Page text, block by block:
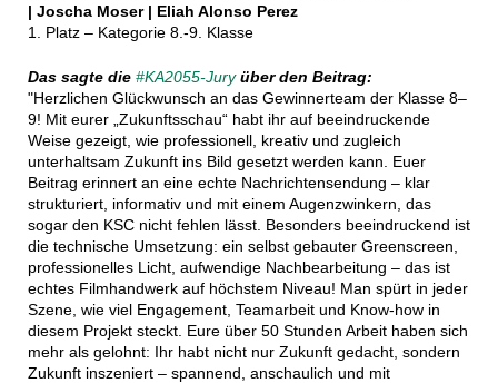
| Joscha Moser | Eliah Alonso Perez
1. Platz – Kategorie 8.-9. Klasse
Das sagte die #KA2055-Juryüber den Beitrag:
"Herzlichen Glückwunsch an das Gewinnerteam der Klasse 8–
9! Mit eurer „Zukunftsschau“ habt ihr auf beeindruckende
Weise gezeigt, wie professionell, kreativ und zugleich
unterhaltsam Zukunft ins Bild gesetzt werden kann. Euer
Beitrag erinnert an eine echte Nachrichtensendung – klar
strukturiert, informativ und mit einem Augenzwinkern, das
sogar den KSC nicht fehlen lässt. Besonders beeindruckend ist
die technische Umsetzung: ein selbst gebauter Greenscreen,
professionelles Licht, aufwendige Nachbearbeitung – das ist
echtes Filmhandwerk auf höchstem Niveau! Man spürt in jeder
Szene, wie viel Engagement, Teamarbeit und Know-how in
diesem Projekt steckt. Eure über 50 Stunden Arbeit haben sich
mehr als gelohnt: Ihr habt nicht nur Zukunft gedacht, sondern
Zukunft inszeniert – spannend, anschaulich und mit